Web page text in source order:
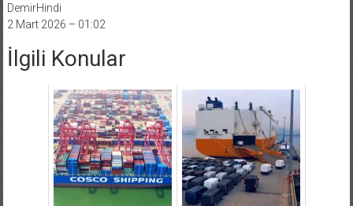
DemirHindi
2 Mart 2026 – 01:02
İlgili Konular